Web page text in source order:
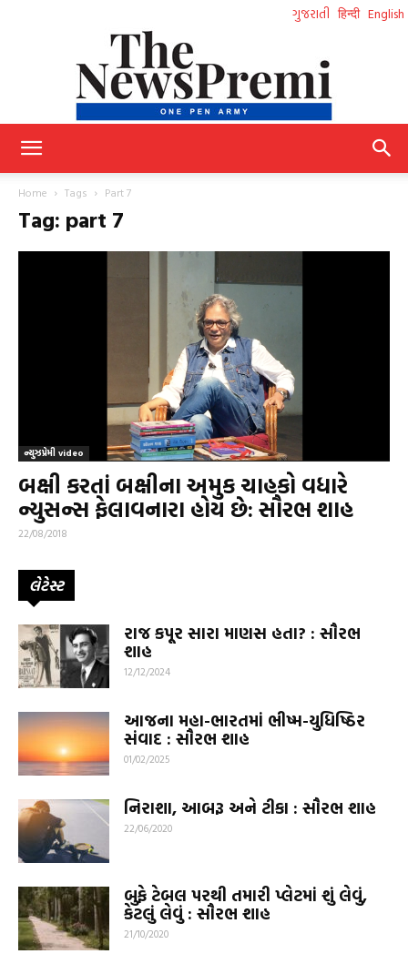
ગુજરાતી हिन्दी English
Home Tags Part 7
Tag: part 7
ન્યુઝપ્રેમી video
બક્ષી કરતાં બક્ષીના અમુક ચાહકો વધારે
ન્યુસન્સ ફેલાવનારા હોય છે: સૌરભ શાહ
22/08/2018
લેટેસ્ટ
રાજ કપૂર સારા માણસ હતા? : સૌરભ
શાહ
12/12/2024
આજના મહા-ભારતમાં ભીષ્મ-યુધિષ્ઠિર
સંવાદ : સૌરભ શાહ
01/02/2025
નિરાશા, આબરૂ અને ટીકા : સૌરભ શાહ
22/06/2020
બુફે ટેબલ પરથી તમારી પ્લેટમાં શું લેવું,
કેટલું લેવું : સૌરભ શાહ
21/10/2020